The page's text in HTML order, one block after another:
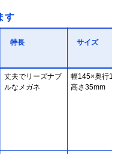
す
特長 サイズ
丈夫でリーズナブ
ルなメガネ
幅145×奥行
高さ35mm